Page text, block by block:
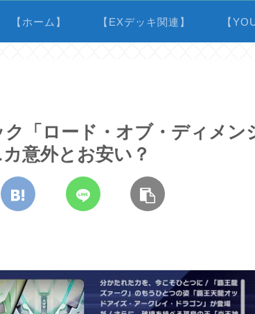
【ホーム】 【EXデッキ関連】 【
「ロード・オブ・ディメン
意外とお安い？